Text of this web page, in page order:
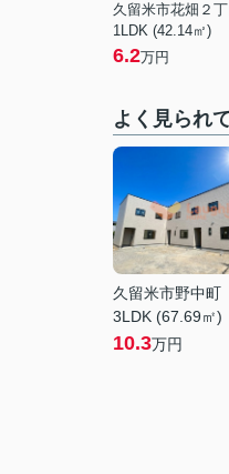
久留米市花畑２丁
1LDK (42.14㎡)
6.2万円
よく見られ
久留米市野中町
3LDK (67.69㎡)
10.3万円